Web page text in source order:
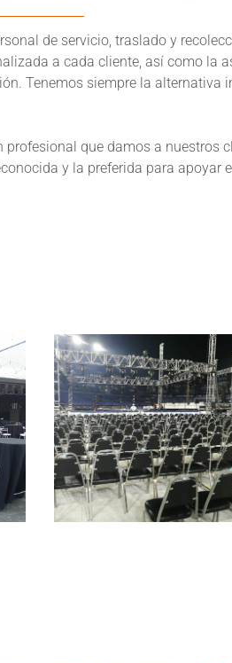
de servicio, traslado y
a cada cliente, así como la
Tenemos siempre la alternativa
que damos a nuestros
y la preferida para apoyar